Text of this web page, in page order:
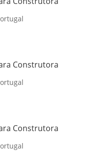
Construtora
Construtora